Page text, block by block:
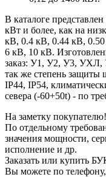
В каталоге
кВт и более, как на
кВ, 0.4 кВ, 0.44 кВ,
6 кВ, 10 кВ.
заказ: У1, У2, У3,
так же степень защиты
IP44, IP54,
севера (-60+50t) - по
На заметку покупателю!
По отдельному
значения мощности,
исполнение и др.
Заказать или купить
Вы можете по